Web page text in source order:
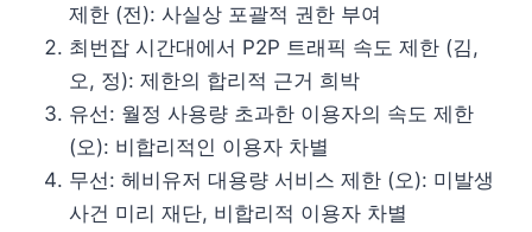
제한 (전): 사실상 포괄적 권한 부여
최번잡 시간대에서 P2P 트래픽 속도 제한 (김,
오, 정): 제한의 합리적 근거 희박
유선: 월정 사용량 초과한 이용자의 속도 제한
(오): 비합리적인 이용자 차별
무선: 헤비유저 대용량 서비스 제한 (오): 미발생
사건 미리 재단, 비합리적 이용자 차별